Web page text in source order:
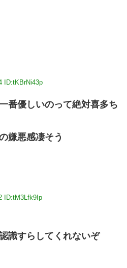
ID:tKBrNi43p
番優しいのって絶対喜多ち
嫌悪感凄そう
ID:tM3Lfk9Ip
識すらしてくれないぞ